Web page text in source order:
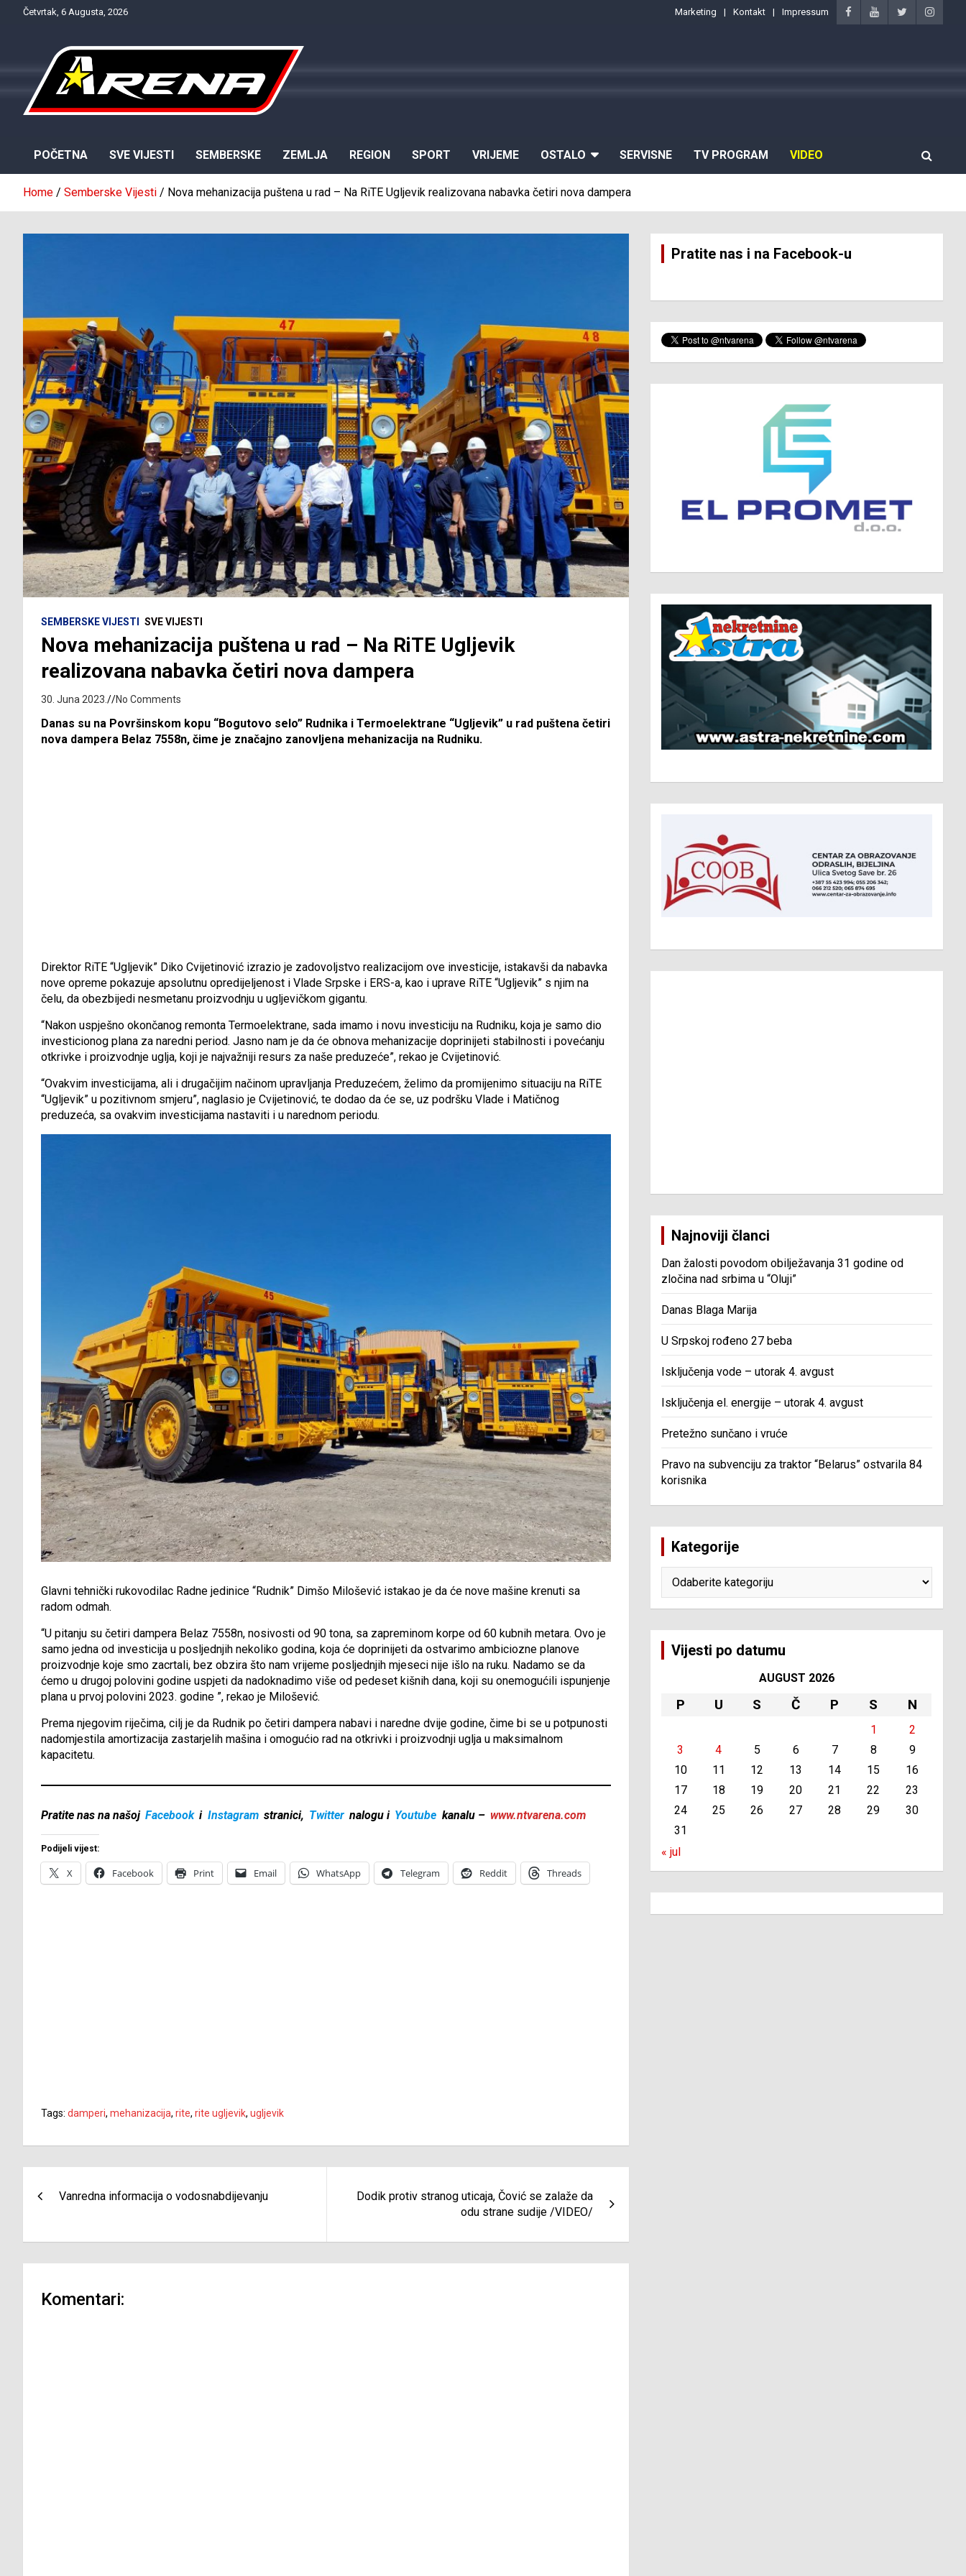
Četvrtak, 6 Augusta, 2026 Marketing Kontakt Impressum
POČETNA SVE VIJESTI SEMBERSKE ZEMLJA REGION SPORT VRIJEME OSTALO SERVISNE TV PROGRAM VIDEO
Home Semberske Vijesti Nova mehanizacija puštena u rad – Na RiTE Ugljevik realizovana nabavka četiri nova dampera
SEMBERSKE VIJESTI SVE VIJESTI
Nova mehanizacija puštena u rad – Na RiTE Ugljevik
realizovana nabavka četiri nova dampera
30. Juna 2023. No Comments
Danas su na Površinskom kopu “Bogutovo selo” Rudnika i Termoelektrane “Ugljevik” u rad puštena četiri
nova dampera Belaz 7558n, čime je značajno zanovljena mehanizacija na Rudniku.
Direktor RiTE “Ugljevik” Diko Cvijetinović izrazio je zadovoljstvo realizacijom ove investicije, istakavši da nabavka
nove opreme pokazuje apsolutnu opredijeljenost i Vlade Srpske i ERS-a, kao i uprave RiTE “Ugljevik” s njim na
čelu, da obezbijedi nesmetanu proizvodnju u ugljevičkom gigantu.
“Nakon uspješno okončanog remonta Termoelektrane, sada imamo i novu investiciju na Rudniku, koja je samo dio
investicionog plana za naredni period. Jasno nam je da će obnova mehanizacije doprinijeti stabilnosti i povećanju
otkrivke i proizvodnje uglja, koji je najvažniji resurs za naše preduzeće”, rekao je Cvijetinović.
“Ovakvim investicijama, ali i drugačijim načinom upravljanja Preduzećem, želimo da promijenimo situaciju na RiTE
“Ugljevik” u pozitivnom smjeru”, naglasio je Cvijetinović, te dodao da će se, uz podršku Vlade i Matičnog
preduzeća, sa ovakvim investicijama nastaviti i u narednom periodu.
Glavni tehnički rukovodilac Radne jedinice “Rudnik” Dimšo Milošević istakao je da će nove mašine krenuti sa
radom odmah.
“U pitanju su četiri dampera Belaz 7558n, nosivosti od 90 tona, sa zapreminom korpe od 60 kubnih metara. Ovo je
samo jedna od investicija u posljednjih nekoliko godina, koja će doprinijeti da ostvarimo ambiciozne planove
proizvodnje koje smo zacrtali, bez obzira što nam vrijeme posljednjih mjeseci nije išlo na ruku. Nadamo se da
ćemo u drugoj polovini godine uspjeti da nadoknadimo više od pedeset kišnih dana, koji su onemogućili ispunjenje
plana u prvoj polovini 2023. godine ”, rekao je Milošević.
Prema njegovim riječima, cilj je da Rudnik po četiri dampera nabavi i naredne dvije godine, čime bi se u potpunosti
nadomjestila amortizacija zastarjelih mašina i omogućio rad na otkrivki i proizvodnji uglja u maksimalnom
kapacitetu.
Pratite nas na našoj Facebook i Instagram stranici, Twitter nalogu i Youtube kanalu – www.ntvarena.com
Podijeli vijest:
X Facebook Print Email WhatsApp Telegram Reddit Threads
Tags: damperi, mehanizacija, rite, rite ugljevik, ugljevik
Vanredna informacija o vodosnabdijevanju
Dodik protiv stranog uticaja, Čović se zalaže da
odu strane sudije /VIDEO/
Komentari:
Pratite nas i na Facebook-u
Najnoviji članci
Dan žalosti povodom obilježavanja 31 godine od
zločina nad srbima u “Oluji”
Danas Blaga Marija
U Srpskoj rođeno 27 beba
Isključenja vode – utorak 4. avgust
Isključenja el. energije – utorak 4. avgust
Pretežno sunčano i vruće
Pravo na subvenciju za traktor “Belarus” ostvarila 84
korisnika
Kategorije
Vijesti po datumu
AUGUST 2026
P U S Č P S N
1
2
3
4 5 6 7 8
9
10
11 12 13 14 15
16
17
18 19 20 21 22
23
24
25 26 27 28 29
30
31
« jul